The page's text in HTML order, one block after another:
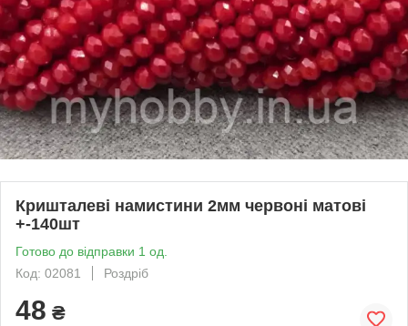
Кришталеві намистини 2мм червоні матові
+-140шт
Готово до відправки 1 од.
Код: 02081
Роздріб
48 ₴